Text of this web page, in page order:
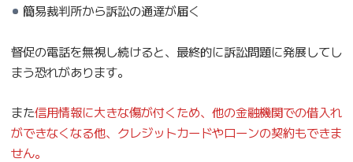
簡易裁判所から訴訟の通達が届く
督促の電話を無視し続けると、最終的に訴訟問題に発展してし
まう恐れがあります。
また信用情報に大きな傷が付くため、他の金融機関での借入れ
ができなくなる他、クレジットカードやローンの契約もできま
せん。